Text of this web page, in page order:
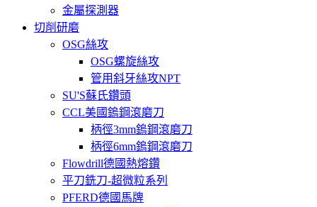
金屬探測器
切削研磨
OSG絲攻
OSG螺旋絲攻
管用斜牙絲攻NPT
SU'S蘇氏鑽頭
CCL美國鎢鋼滾磨刀
柄徑3mm鎢鋼滾磨刀
柄徑6mm鎢鋼滾磨刀
Flowdrill德國熱熔鑽
平刀銑刀-超微粒系列
PFERD德國馬牌